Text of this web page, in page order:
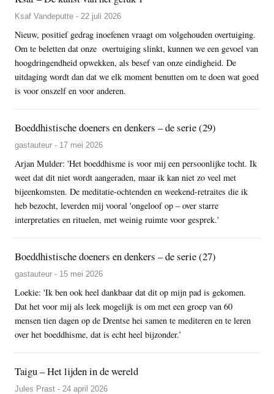
Ksaf Vandeputte - 22 juli 2026
Nieuw, positief gedrag inoefenen vraagt om volgehouden overtuiging.
Om te beletten dat onze overtuiging slinkt, kunnen we een gevoel van
hoogdringendheid opwekken, als besef van onze eindigheid. De
uitdaging wordt dan dat we elk moment benutten om te doen wat goed
is voor onszelf en voor anderen.
Boeddhistische doeners en denkers – de serie (29)
gastauteur - 17 mei 2026
Arjan Mulder: 'Het boeddhisme is voor mij een persoonlijke tocht. Ik
weet dat dit niet wordt aangeraden, maar ik kan niet zo veel met
bijeenkomsten. De meditatie-ochtenden en weekend-retraites die ik
heb bezocht, leverden mij vooral 'ongeloof op – over starre
interpretaties en rituelen, met weinig ruimte voor gesprek.'
Boeddhistische doeners en denkers – de serie (27)
gastauteur - 15 mei 2026
Loekie: 'Ik ben ook heel dankbaar dat dit op mijn pad is gekomen.
Dat het voor mij als leek mogelijk is om met een groep van 60
mensen tien dagen op de Drentse hei samen te mediteren en te leren
over het boeddhisme, dat is echt heel bijzonder.’
Taigu – Het lijden in de wereld
Jules Prast - 24 april 2026